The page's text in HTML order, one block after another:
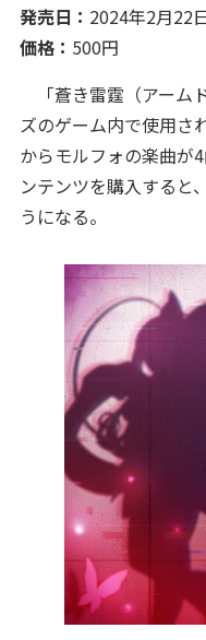
発売日： 2024年2月22
価格： 500円
「蒼き雷霆（アーム
ズのゲーム内で使用さ
からモルフォの楽曲が
ンテンツを購入すると
うになる。